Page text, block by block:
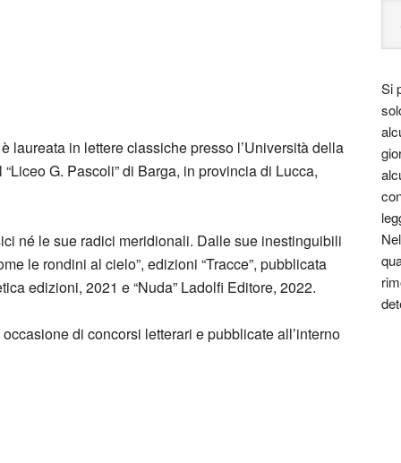
laureata in lettere classiche presso l’Università della
G. Pascoli” di Barga, in provincia di Lucca,
né le sue radici meridionali. Dalle sue inestinguibili
le rondini al cielo”, edizioni “Tracce”, pubblicata
edizioni, 2021 e “Nuda” Ladolfi Editore, 2022.
di concorsi letterari e pubblicate all’interno
Si